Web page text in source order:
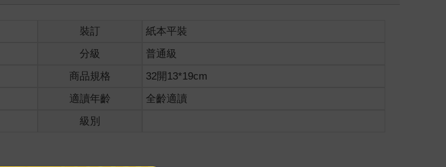
裝訂
紙本平裝
分級
普通級
商品規格
32開13*19cm
適讀年齡
全齡適讀
級別